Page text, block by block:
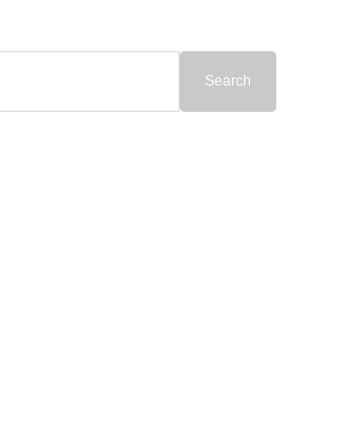
Search